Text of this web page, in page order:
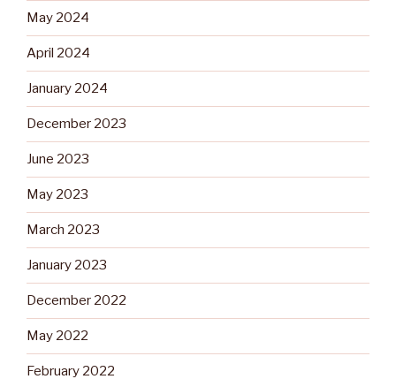
May 2024
April 2024
January 2024
December 2023
June 2023
May 2023
March 2023
January 2023
December 2022
May 2022
February 2022